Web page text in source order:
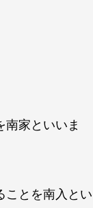
家といいま
ことを南入とい